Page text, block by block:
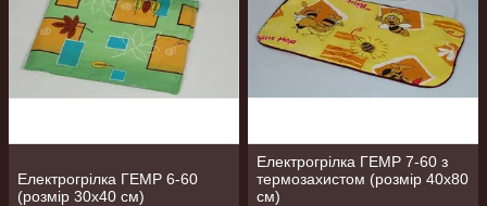
Електрогрілка ГЕМР 6-60
(розмір 30х40 см)
Електрогрілка ГЕМР 7-60 з
термозахистом (розмір 40х80
см)